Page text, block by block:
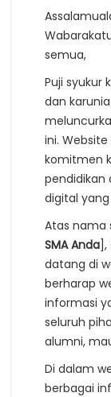
semua,
Puji syukur
dan
ini.
komitmen
pendidikan
digital
Atas nama
SMA Anda],
datang di
berharap
informasi
seluruh
alumni,
Di dalam
berbagai